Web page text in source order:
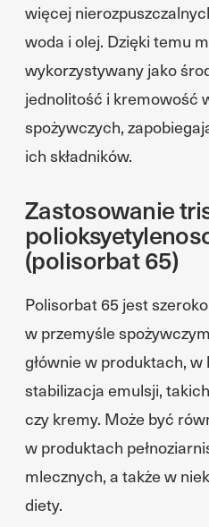
więcej
woda i olej. Dzięki temu
wykorzystywany jako
jednolitość i kremowość
spożywczych,
ich składników.
Zastosowanie
(polisorbat 65)
Polisorbat 65 jest
w przemyśle
głównie w produktach,
stabilizacja emulsji,
czy kremy. Może być
w produktach
mlecznych, a także w
diety.